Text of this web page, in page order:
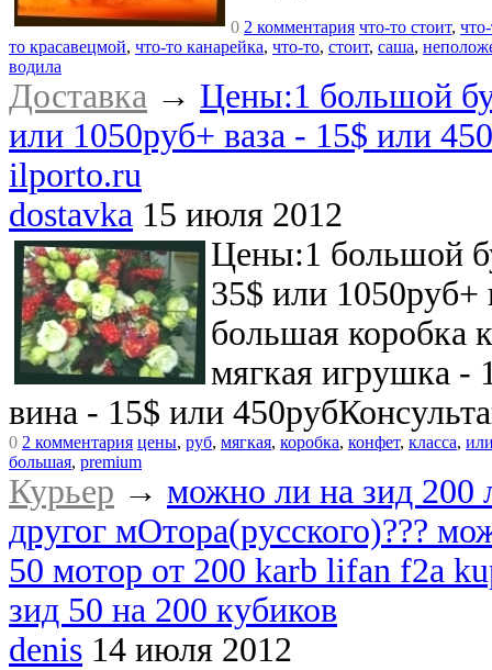
0 2 комментария что-то стоит,
то красавецмой, что-то канарейка, что-то, стоит, саша,
водила
Доставка → Цены:1 большой
или 1050руб+ ваза - 15$ или
ilporto.ru
dostavka 15 июля 2012
Цены:1 большой
35$ или 1050руб+
большая коробка
мягкая игрушка -
вина - 15$ или
0 2 комментария цены, руб, мягкая, коробка, конфет, класса,
большая, premium
Курьер → можно ли на зид 200
другог мОтора(русского)???
50 мотор от 200 karb lifan f2a
зид 50 на 200 кубиков
denis 14 июля 2012